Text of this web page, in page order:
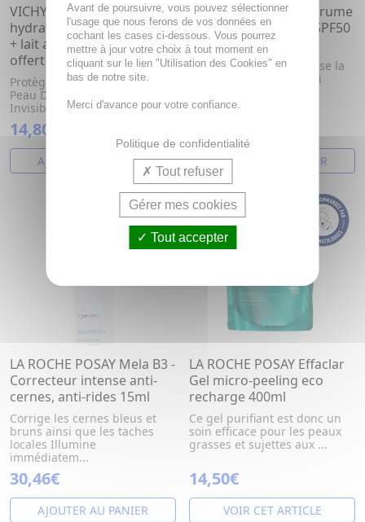
VICHY Capital Soleil brume
hydratante invisible SPF50
+ lait après-soleil 100ml
offert
Protège, Hydrate et Laisse la
Peau Douce avec un Fini
Invisible.
14,80€
AJOUTER AU PANIER
VICHY Capital Soleil brume
hydratante invisible SPF50
200ml
Protège, Hydrate et Laisse la
Peau Douce avec un Fini
AJOUTER AU PANIER
LA ROCHE POSAY Mela B3 -
Correcteur intense anti-
cernes, anti-rides 15ml
Corrige les cernes bleus et
bruns ainsi que les taches
locales Illumine
immédiatem...
30,46€
AJOUTER AU PANIER
NOUVEAU
LA ROCHE POSAY Effaclar
Gel micro-peeling eco
recharge 400ml
Ce gel purifiant est donc un
soin efficace pour les peaux
grasses et sujettes aux ...
14,50€
VOIR CET ARTICLE
Avant de poursuivre, vous pouvez sélectionner
l'usage que nous ferons de vos données en
cochant les cases ci-dessous. Vous pourrez
mettre à jour votre choix à tout moment en
cliquant sur le lien "Utilisation des Cookies" en
bas de notre site.
Merci d'avance pour votre confiance.
Politique de confidentialité
Tout refuser
Gérer mes cookies
Tout accepter